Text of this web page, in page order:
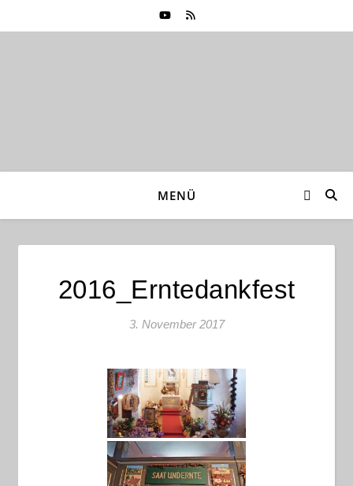
MENÜ
2016_Erntedankfest
3. November 2017